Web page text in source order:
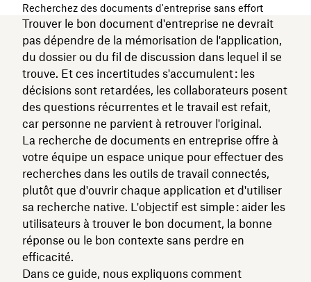
Recherchez des documents d'entreprise sans effort
Trouver le bon document d'entreprise ne devrait
pas dépendre de la mémorisation de l'application,
du dossier ou du fil de discussion dans lequel il se
trouve. Et ces incertitudes s'accumulent : les
décisions sont retardées, les collaborateurs posent
des questions récurrentes et le travail est refait,
car personne ne parvient à retrouver l'original.
La recherche de documents en entreprise offre à
votre équipe un espace unique pour effectuer des
recherches dans les outils de travail connectés,
plutôt que d'ouvrir chaque application et d'utiliser
sa recherche native. L'objectif est simple : aider les
utilisateurs à trouver le bon document, la bonne
réponse ou le bon contexte sans perdre en
efficacité.
Dans ce guide, nous expliquons comment